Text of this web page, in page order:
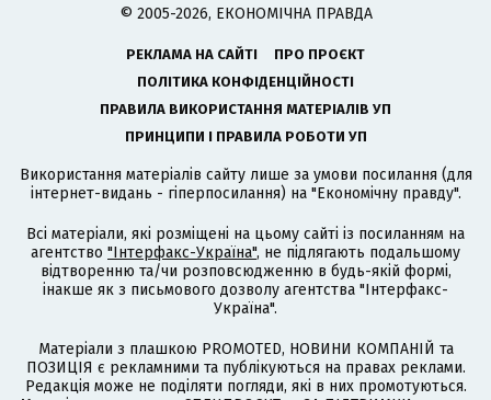
© 2005-2026, ЕКОНОМІЧНА ПРАВДА
РЕКЛАМА НА САЙТІ
ПРО ПРОЄКТ
ПОЛІТИКА КОНФІДЕНЦІЙНОСТІ
ПРАВИЛА ВИКОРИСТАННЯ МАТЕРІАЛІВ УП
ПРИНЦИПИ І ПРАВИЛА РОБОТИ УП
Використання матеріалів сайту лише за умови посилання (для
інтернет-видань - гіперпосилання) на "Економічну правду".
Всі матеріали, які розміщені на цьому сайті із посиланням на
агентство "Інтерфакс-Україна", не підлягають подальшому
відтворенню та/чи розповсюдженню в будь-якій формі,
інакше як з письмового дозволу агентства "Інтерфакс-
Україна".
Матеріали з плашкою PROMOTED, НОВИНИ КОМПАНІЙ та
ПОЗИЦІЯ є рекламними та публікуються на правах реклами.
Редакція може не поділяти погляди, які в них промотуються.